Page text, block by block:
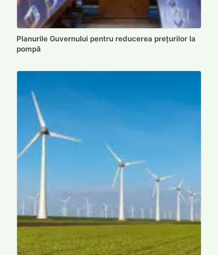
Planurile Guvernului pentru reducerea prețurilor la
pompă